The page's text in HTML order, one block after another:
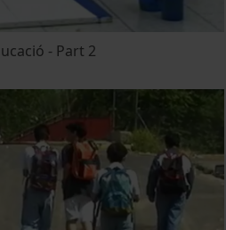
- Part 2